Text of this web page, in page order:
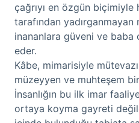
çağrıyı en özgün biçimiyle
tarafından
inananlara güveni ve baba
eder.
Kâbe, mimarisiyle
müzeyyen ve muhteşem
İnsanlığın bu ilk imar
ortaya koyma gayreti